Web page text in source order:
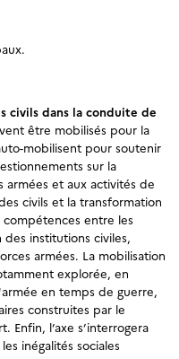
civils dans la conduite de
être mobilisés pour la
mobilisent pour soutenir
sur la
armées et aux activités de
civils et la transformation
entre les
institutions civiles,
armées. La mobilisation
explorée, en
en temps de guerre,
construites par le
l’axe s’interrogera
inégalités sociales